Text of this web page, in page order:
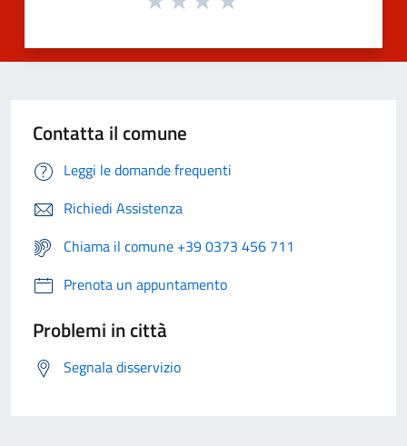
Contatta il comune
Leggi le domande frequenti
Richiedi Assistenza
Chiama il comune +39 0373 456 711
Prenota un appuntamento
Problemi in città
Segnala disservizio